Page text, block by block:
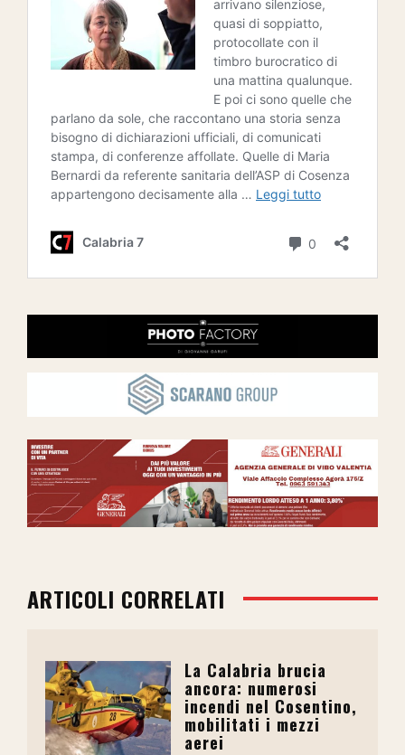
ARTICOLI CORRELATI
La Calabria brucia
ancora: numerosi
incendi nel Cosentino,
mobilitati i mezzi
aerei